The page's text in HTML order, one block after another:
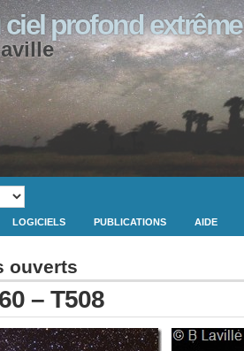
profond extrême
LOGICIELS PUBLICATIONS AIDE
ouverts
– T508